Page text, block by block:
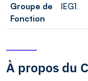
Groupe de
Fonction
IEG1
À propos du